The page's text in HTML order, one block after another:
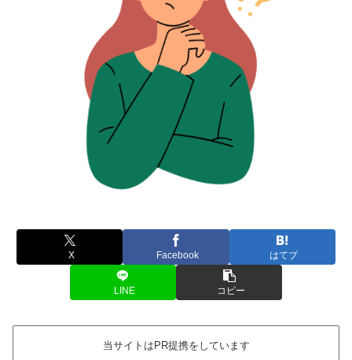
X Facebook はてブ
LINE コピー
当サイトはPR提携をしています